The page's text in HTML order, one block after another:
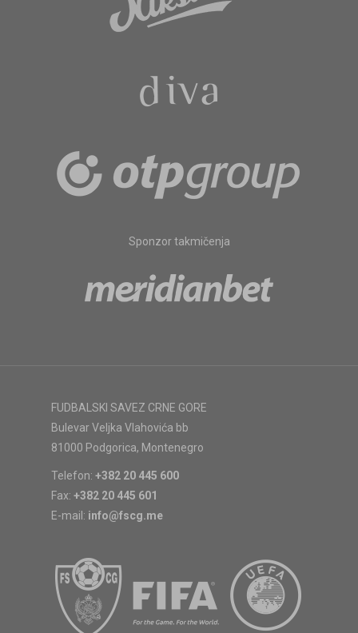
Sponzor takmičenja
FUDBALSKI SAVEZ CRNE GORE
Bulevar Veljka Vlahovića bb
81000 Podgorica, Montenegro
Telefon: +382 20 445 600
Fax: +382 20 445 601
E-mail: info@fscg.me